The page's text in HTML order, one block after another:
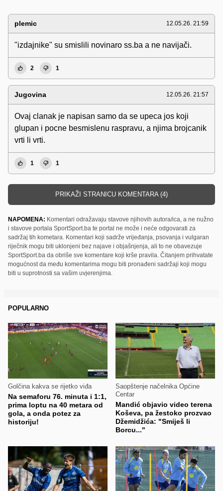
plemic 12.05.26. 21:59
"izdajnike" su smislili novinaro ss.ba a ne navijači.
2 1
Jugovina 12.05.26. 21:57
Ovaj clanak je napisan samo da se upeca jos koji
glupan i pocne besmislenu raspravu, a njima brojcanik
vrti li vrti.
1 1
PRIKAŽI STRANICU KOMENTARA (4)
NAPOMENA: Komentari odražavaju stavove njihovih autora/ica, a ne nužno
i stavove portala SportSport.ba te portal ne može i neće odgovarati za
sadržaj tih kometara. Komentari koji sadrže vrijeđanja, psovanja i vulgaran
riječnik mogu biti uklonjeni bez najave i objašnjenja, ali to ne obavezuje
SportSport.ba da obriše sve komentare koji krše pravila. Čitanjem prihvatate
mogućnost da među komentarima mogu biti pronađeni sadržaji koji mogu
biti u suprotnosti sa vašim uvjerenjima.
POPULARNO
Golčina kakva se rijetko viđa
Na semaforu 76. minuta i 1:1,
prima loptu na 40 metara od
gola, a onda potez za
historiju!
Saopštenje načelnika Općine
Centar
Mandić objavio video terena
Koševa, pa žestoko prozvao
Džemidžića: "Smiješ li
Borcu..."